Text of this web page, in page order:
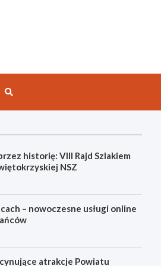
historię: VIII Rajd Szlakiem
NSZ
– nowoczesne usługi online
atrakcje Powiatu